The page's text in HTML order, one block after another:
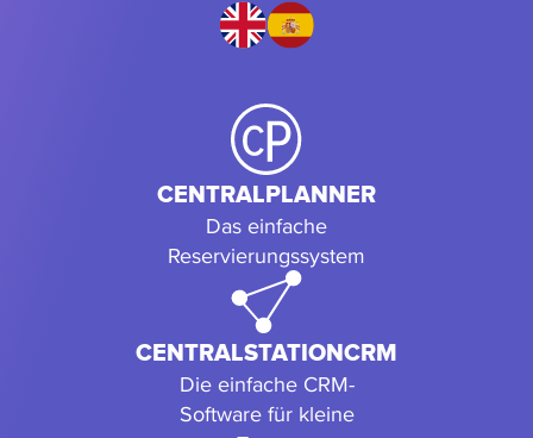
CENTRALPLANNER
Das einfache
Reservierungssystem
CENTRALSTATIONCRM
Die einfache CRM-
Software für kleine